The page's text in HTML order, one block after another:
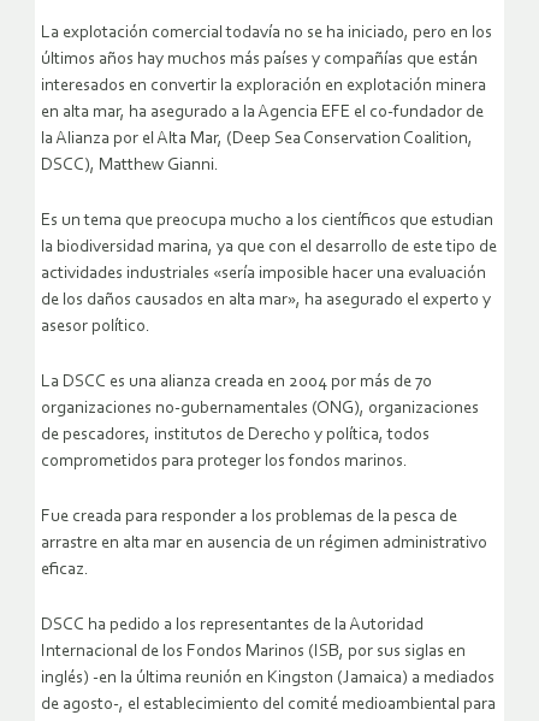
La explotación comercial todavía no se ha iniciado, pero en los
últimos años hay muchos más países y compañías que están
interesados en convertir la exploración en explotación minera
en alta mar, ha asegurado a la Agencia EFE el co-fundador de
la Alianza por el Alta Mar, (Deep Sea Conservation Coalition,
DSCC), Matthew Gianni.
Es un tema que preocupa mucho a los científicos que estudian
la biodiversidad marina, ya que con el desarrollo de este tipo de
actividades industriales «sería imposible hacer una evaluación
de los daños causados en alta mar», ha asegurado el experto y
asesor político.
La DSCC es una alianza creada en 2004 por más de 70
organizaciones no-gubernamentales (ONG), organizaciones
de pescadores, institutos de Derecho y política, todos
comprometidos para proteger los fondos marinos.
Fue creada para responder a los problemas de la pesca de
arrastre en alta mar en ausencia de un régimen administrativo
eficaz.
DSCC ha pedido a los representantes de la Autoridad
Internacional de los Fondos Marinos (ISB, por sus siglas en
inglés) -en la última reunión en Kingston (Jamaica) a mediados
de agosto-, el establecimiento del comité medioambiental para